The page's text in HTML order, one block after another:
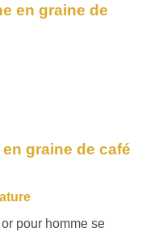
en graine de
graine de café
pour homme se